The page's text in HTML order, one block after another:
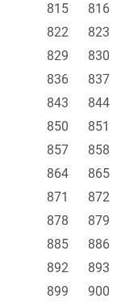
815
816
822
823
829
830
836
837
843
844
850
851
857
858
864
865
871
872
878
879
885
886
892
893
899
900